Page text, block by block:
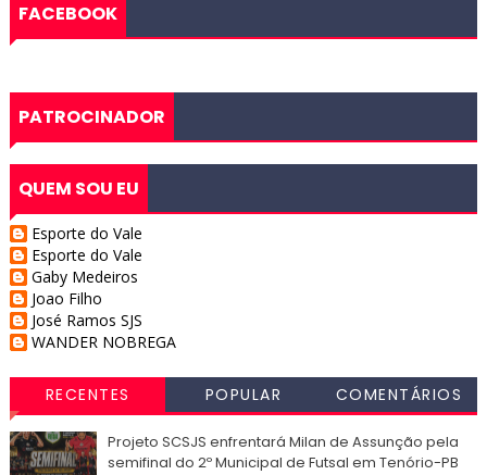
FACEBOOK
PATROCINADOR
QUEM SOU EU
Esporte do Vale
Esporte do Vale
Gaby Medeiros
Joao Filho
José Ramos SJS
WANDER NOBREGA
RECENTES POPULAR COMENTÁRIOS
Projeto SCSJS enfrentará Milan de Assunção pela
semifinal do 2º Municipal de Futsal em Tenório-PB